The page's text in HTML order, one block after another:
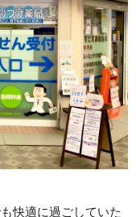
快適に過ごしていた